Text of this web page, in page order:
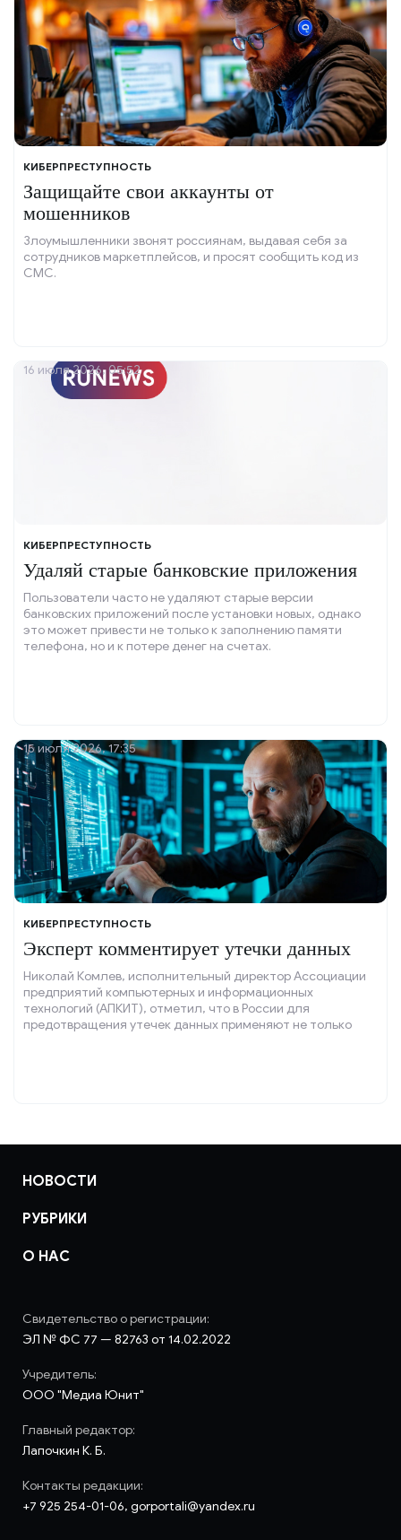
КИБЕРПРЕСТУПНОСТЬ
Защищайте свои аккаунты от
мошенников
Злоумышленники звонят россиянам, выдавая себя за
сотрудников маркетплейсов, и просят сообщить код из
СМС.
КИБЕРПРЕСТУПНОСТЬ
Удаляй старые банковские приложения
Пользователи часто не удаляют старые версии
банковских приложений после установки новых, однако
это может привести не только к заполнению памяти
телефона, но и к потере денег на счетах.
16 июля 2026, 05:52
КИБЕРПРЕСТУПНОСТЬ
Эксперт комментирует утечки данных
Николай Комлев, исполнительный директор Ассоциации
предприятий компьютерных и информационных
технологий (АПКИТ), отметил, что в России для
предотвращения утечек данных применяют не только
15 июля 2026, 17:35
НОВОСТИ
РУБРИКИ
О НАС
Свидетельство о регистрации:
ЭЛ № ФС 77 — 82763 от 14.02.2022
Учредитель:
ООО "Медиа Юнит"
Главный редактор:
Лапочкин К. Б.
Контакты редакции:
+7 925 254-01-06, gorportali@yandex.ru